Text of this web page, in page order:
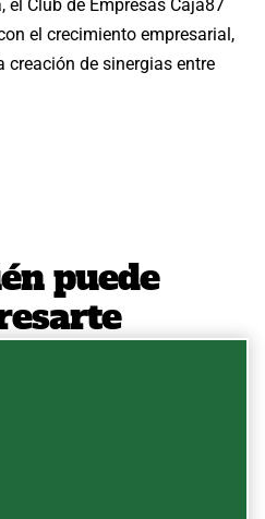
Club de Empresas Caja87
el crecimiento empresarial,
creación de sinergias entre
puede